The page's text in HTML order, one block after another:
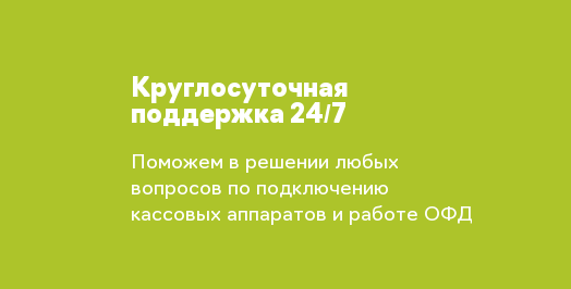
Круглосуточная
поддержка 24/7
Поможем в решении любых
вопросов по подключению
кассовых аппаратов и работе ОФД